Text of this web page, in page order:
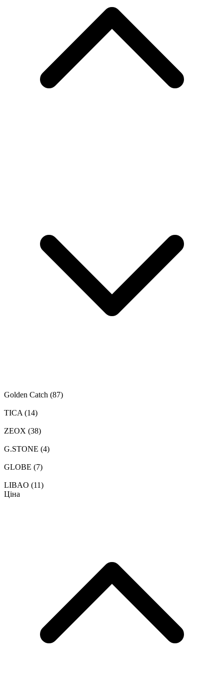
Golden Catch (87)
TICA (14)
ZEOX (38)
G.STONE (4)
GLOBE (7)
LIBAO (11)
Ціна